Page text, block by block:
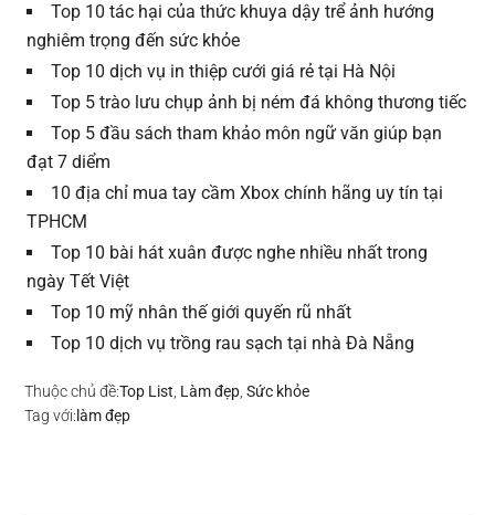
Top 10 tác hại của thức khuya dậy trể ảnh hướng
nghiêm trọng đến sức khỏe
Top 10 dịch vụ in thiệp cưới giá rẻ tại Hà Nội
Top 5 trào lưu chụp ảnh bị ném đá không thương tiếc
Top 5 đầu sách tham khảo môn ngữ văn giúp bạn
đạt 7 diểm
10 địa chỉ mua tay cầm Xbox chính hãng uy tín tại
TPHCM
Top 10 bài hát xuân được nghe nhiều nhất trong
ngày Tết Việt
Top 10 mỹ nhân thế giới quyến rũ nhất
Top 10 dịch vụ trồng rau sạch tại nhà Đà Nẵng
Thuộc chủ đề:Top List Làm đẹp ,Sức khỏe
Tag với: làm đẹp